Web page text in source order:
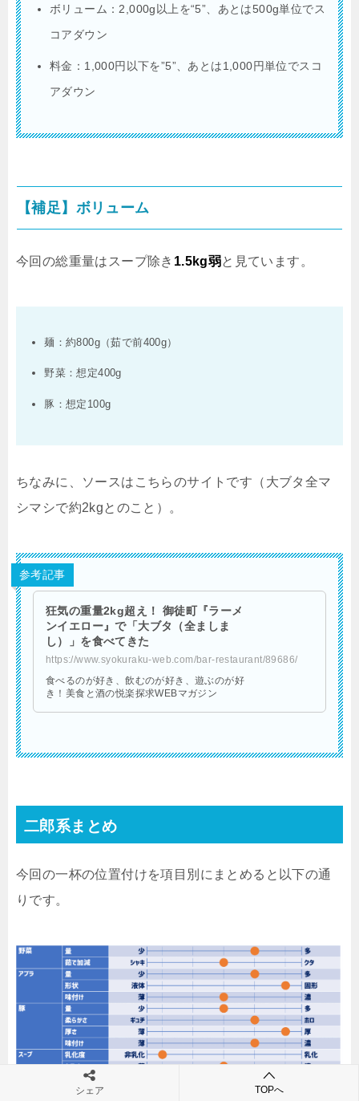
ボリューム： 2,000g 以上を“5” 、あとは500g単位でス
コアダウン
料金： 1,000円以下を”5” 、あとは1,000円単位でスコ
アダウン
【補足】ボリューム
今回の総重量はスープ除き 1.5kg弱と見ています。
麺：約800g （茹で前400g）
野菜：想定400g
豚：想定 100g
ちなみに、ソースはこちらのサイトです（大ブタ全マ
シマシで約2kgとのこと）。
参考記事
狂気の重量2kg超え！ 御徒町『ラーメ
ンイエロー』で「大ブタ（全ましま
し）」を食べてきた
https://www.syokuraku-web.com/bar-restaurant/89686/
食べるのが好き、飲むのが好き、遊ぶのが好
き！美食と酒の悦楽探求WEBマガジン
二郎系まとめ
今回の一杯の位置付けを項目別にまとめると以下の通
りです。
シェア TOPへ